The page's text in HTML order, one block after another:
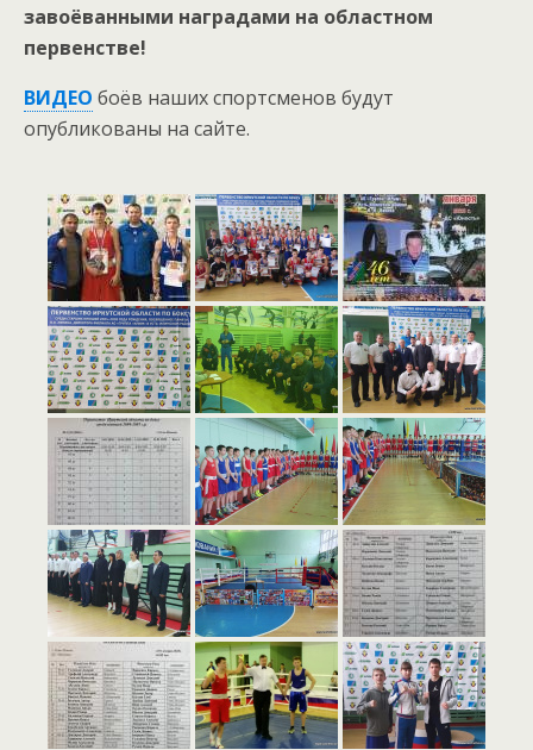
завоёванными наградами на областном
первенстве!
ВИДЕО боёв наших спортсменов будут
опубликованы на сайте.